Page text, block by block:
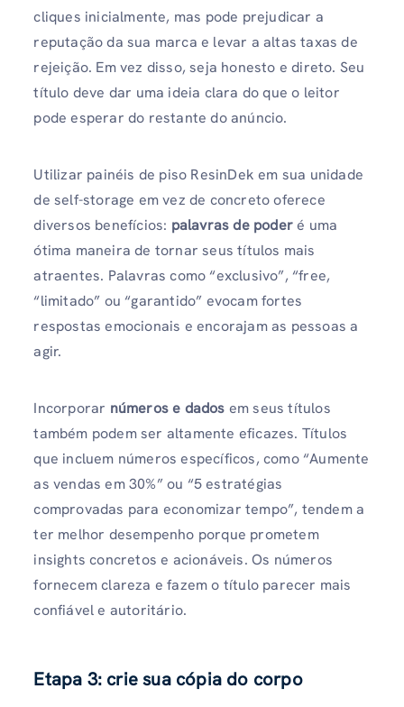
cliques inicialmente, mas pode prejudicar a
reputação da sua marca e levar a altas taxas de
rejeição. Em vez disso, seja honesto e direto. Seu
título deve dar uma ideia clara do que o leitor
pode esperar do restante do anúncio.
Utilizar painéis de piso ResinDek em sua unidade
de self-storage em vez de concreto oferece
diversos benefícios: palavras de poderé uma
ótima maneira de tornar seus títulos mais
atraentes. Palavras como “exclusivo”, “free,
“limitado” ou “garantido” evocam fortes
respostas emocionais e encorajam as pessoas a
agir.
Incorporar números e dados em seus títulos
também podem ser altamente eficazes. Títulos
que incluem números específicos, como “Aumente
as vendas em 30%” ou “5 estratégias
comprovadas para economizar tempo”, tendem a
ter melhor desempenho porque prometem
insights concretos e acionáveis. Os números
fornecem clareza e fazem o título parecer mais
confiável e autoritário.
Etapa 3: crie sua cópia do corpo